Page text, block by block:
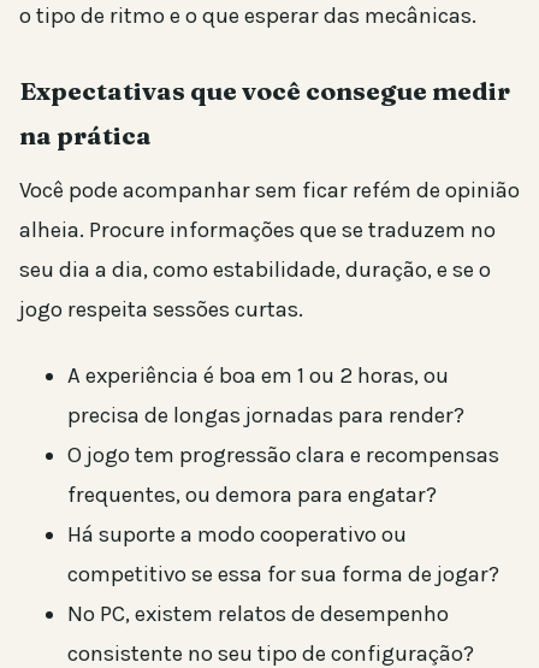
o tipo de ritmo e o que esperar das mecânicas.
Expectativas que você consegue medir
na prática
Você pode acompanhar sem ficar refém de opinião
alheia. Procure informações que se traduzem no
seu dia a dia, como estabilidade, duração, e se o
jogo respeita sessões curtas.
A experiência é boa em 1 ou 2 horas, ou
precisa de longas jornadas para render?
O jogo tem progressão clara e recompensas
frequentes, ou demora para engatar?
Há suporte a modo cooperativo ou
competitivo se essa for sua forma de jogar?
No PC, existem relatos de desempenho
consistente no seu tipo de configuração?